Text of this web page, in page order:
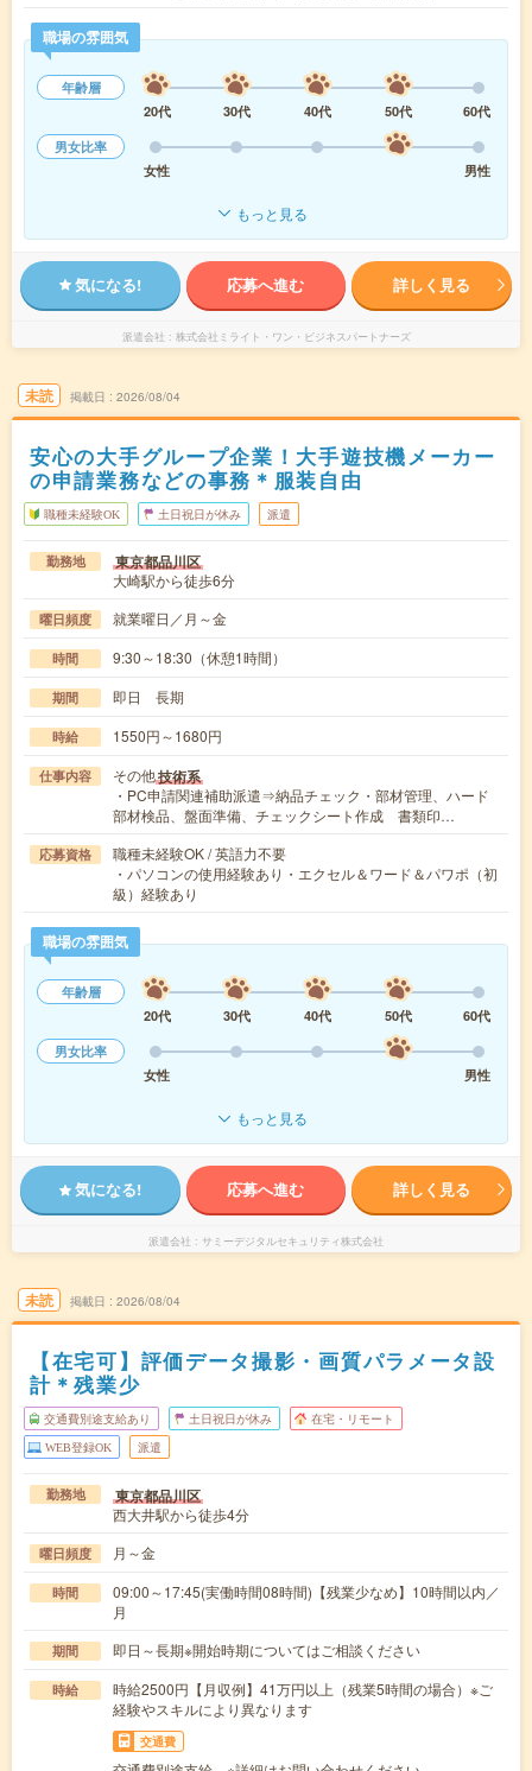
職場の雰囲気
年齢層
20代
30代 40代 50代
60代
男女比率
女性
男性
もっと見る
気になる! 応募へ進む 詳しく見る
派遣会社 株式会社ミライト・ワン・ビジネスパートナーズ
未読 掲載日 2026/08/04
安心の大手グループ企業！大手遊技機メーカー
の申請業務などの事務＊服装自由
職種未経験OK 土日祝日が休み 派遣
勤務地 東京都品川区
大崎駅から徒歩6分
曜日頻度 就業曜日／月～金
時間 9:30～18:30（休憩1時間）
期間 即日 長期
時給 1550円～1680円
仕事内容 その他技術系
・PC申請関連補助派遣⇒納品チェック・部材管理、ハード
部材検品、盤面準備、チェックシート作成 書類印…
応募資格
職種未経験OK / 英語力不要
・パソコンの使用経験あり・エクセル＆ワード＆パワポ（初
級）経験あり
職場の雰囲気
年齢層
20代
30代 40代 50代
60代
男女比率
女性
男性
もっと見る
気になる! 応募へ進む 詳しく見る
派遣会社 サミーデジタルセキュリティ株式会社
未読 掲載日 2026/08/04
【在宅可】評価データ撮影・画質パラメータ設
計＊残業少
交通費別途支給あり 土日祝日が休み 在宅・リモート
WEB登録OK 派遣
勤務地 東京都品川区
西大井駅から徒歩4分
曜日頻度 月～金
時間
09:00～17:45(実働時間08時間)【残業少なめ】10時間以内／
月
期間 即日～長期※開始時期についてはご相談ください
時給
時給2500円【月収例】41万円以上（残業5時間の場合）※ご
経験やスキルにより異なります
交通費